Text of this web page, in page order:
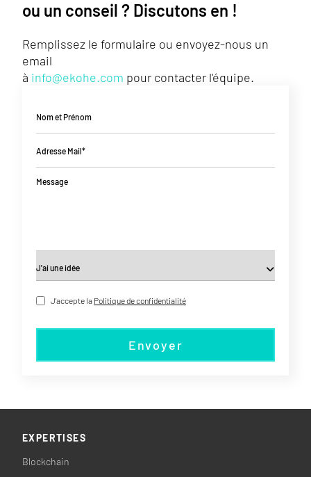
ou un conseil ? Discutons en !
Remplissez le formulaire ou envoyez-nous un
email
à info@ekohe.com pour contacter l'équipe.
Nom et Prénom
Adresse Mail*
Message
J'accepte la Politique de confidentialité
Envoyer
EXPERTISES
Blockchain